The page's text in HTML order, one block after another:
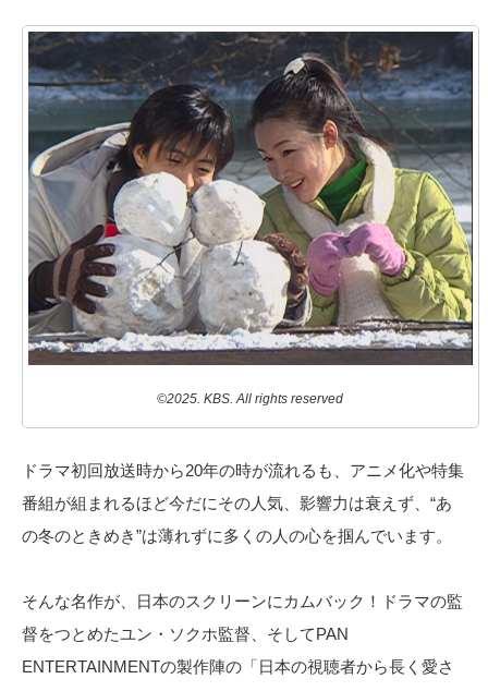
©2025. KBS. All rights reserved
ドラマ初回放送時から20年の時が流れるも、アニメ化や特集
番組が組まれるほど今だにその人気、影響力は衰えず、“あ
の冬のときめき”は薄れずに多くの人の心を掴んでいます。
そんな名作が、日本のスクリーンにカムバック！ドラマの監
督をつとめたユン・ソクホ監督、そしてPAN
ENTERTAINMENTの製作陣の「日本の視聴者から長く愛さ